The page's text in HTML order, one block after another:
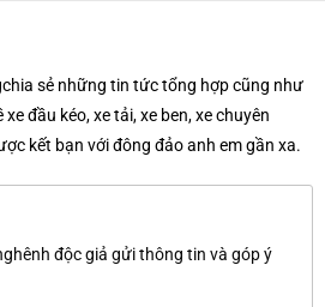
sẻ những tin tức tổng hợp cũng như
đầu kéo, xe tải, xe ben, xe chuyên
kết bạn với đông đảo anh em gần xa.
độc giả gửi thông tin và góp ý